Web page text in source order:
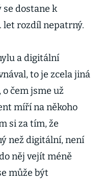
dostane k
let rozdíl nepatrný.
a digitální
to je zcela jiná
čem jsme už
míří na někoho
si za tím, že
než digitální, není
něj vejít méně
může být